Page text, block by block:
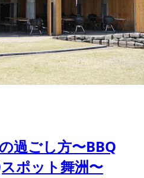
過ごし方〜BBQ
ポット舞洲〜